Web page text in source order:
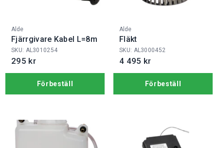
Fabrikat:
Alde
Fjärrgivare Kabel L=8m
SKU: AL3010254
295 kr
Förbeställ
Fabrikat:
Alde
Fläkt
SKU: AL3000452
4 495 kr
Förbeställ